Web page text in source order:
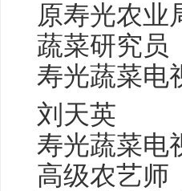
原寿光农业
蔬菜研究员
寿光蔬菜电
刘天英
寿光蔬菜电
高级农艺师